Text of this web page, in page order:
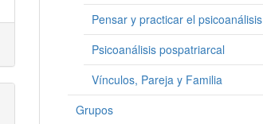
Pensar y practicar el psicoanálisis
Psicoanálisis pospatriarcal
Vínculos, Pareja y Familia
Grupos